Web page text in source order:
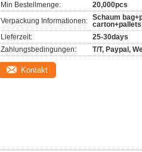
Min Bestellmenge:
20,000pcs
Verpackung Informationen: Schaum
carton+pallets
Lieferzeit:
25-30days
Zahlungsbedingungen:
T/T, Paypal,
Kontakt